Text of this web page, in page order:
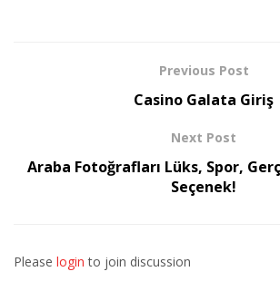
Previous Post
Casino Galata Giriş
Next Post
Araba Fotoğrafları Lüks, Spor,
Seçenek!
Please login to join discussion